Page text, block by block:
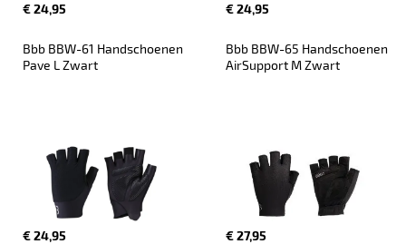
€ 24,95 € 24,95
Bbb BBW-61 Handschoenen
Pave L Zwart
€ 24,95
Bbb BBW-65 Handschoenen
AirSupport M Zwart
€ 27,95